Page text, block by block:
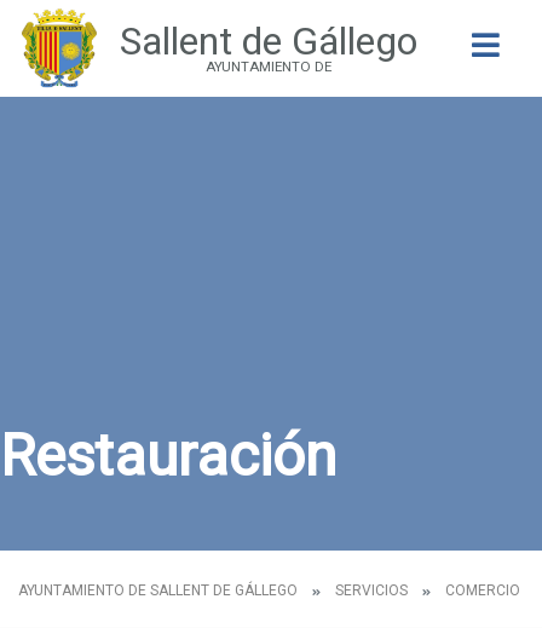
Sallent de Gállego
AYUNTAMIENTO DE
Buscar
Restauración
AYUNTAMIENTO DE SALLENT DE GÁLLEGO SERVICIOS COMERCIO